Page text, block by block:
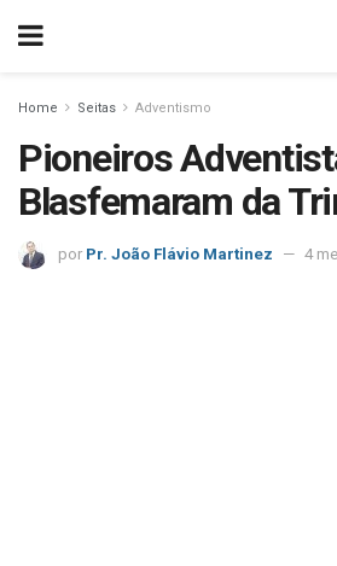
Home Seitas Adventismo
Pioneiros
Blasfemaram da
por Pr. João Flávio Martinez 4